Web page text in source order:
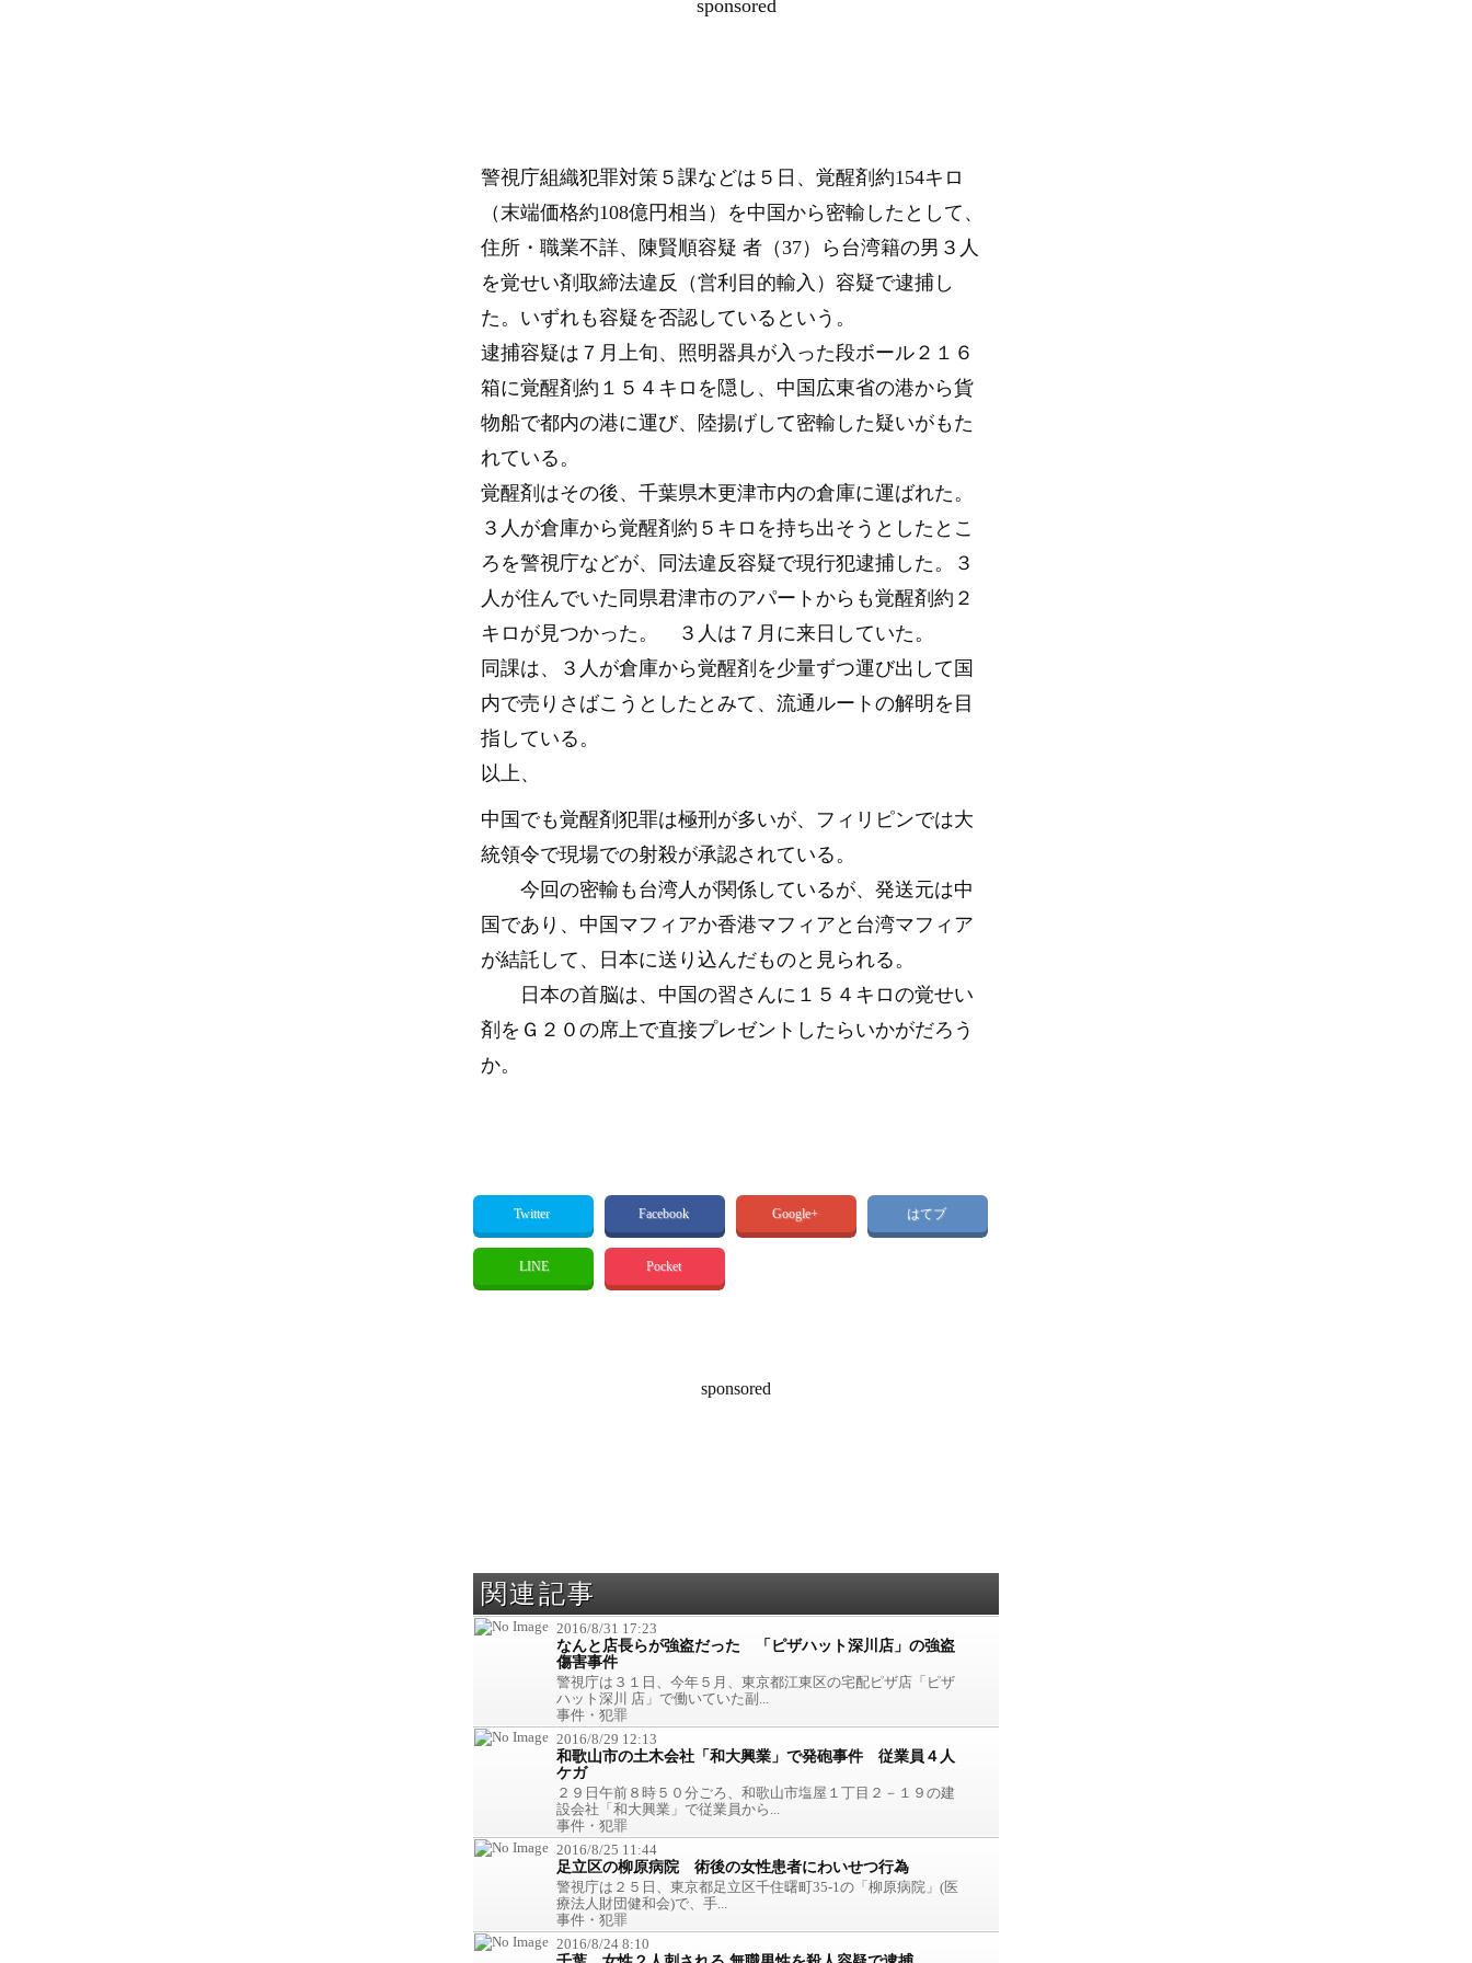
sponsored
警視庁組織犯罪対策５課などは５日、覚醒剤約154キロ
（末端価格約108億円相当）を中国から密輸したとして、
住所・職業不詳、陳賢順容疑 者（37）ら台湾籍の男３人
を覚せい剤取締法違反（営利目的輸入）容疑で逮捕し
た。いずれも容疑を否認しているという。
逮捕容疑は７月上旬、照明器具が入った段ボール２１６
箱に覚醒剤約１５４キロを隠し、中国広東省の港から貨
物船で都内の港に運び、陸揚げして密輸した疑いがもた
れている。
覚醒剤はその後、千葉県木更津市内の倉庫に運ばれた。
３人が倉庫から覚醒剤約５キロを持ち出そうとしたとこ
ろを警視庁などが、同法違反容疑で現行犯逮捕した。３
人が住んでいた同県君津市のアパートからも覚醒剤約２
キロが見つかった。 ３人は７月に来日していた。
同課は、３人が倉庫から覚醒剤を少量ずつ運び出して国
内で売りさばこうとしたとみて、流通ルートの解明を目
指している。
以上、
中国でも覚醒剤犯罪は極刑が多いが、フィリピンでは大
統領令で現場での射殺が承認されている。
今回の密輸も台湾人が関係しているが、発送元は中
国であり、中国マフィアか香港マフィアと台湾マフィア
が結託して、日本に送り込んだものと見られる。
日本の首脳は、中国の習さんに１５４キロの覚せい
剤をＧ２０の席上で直接プレゼントしたらいかがだろう
か。
Twitter Facebook Google+ はてブ
LINE Pocket
sponsored
関連記事
2016/8/31 17:23
なんと店長らが強盗だった 「ピザハット深川店」の強盗
傷害事件
警視庁は３１日、今年５月、東京都江東区の宅配ピザ店「ピザ
ハット深川 店」で働いていた副...
事件・犯罪
2016/8/29 12:13
和歌山市の土木会社「和大興業」で発砲事件 従業員４人
ケガ
２９日午前８時５０分ごろ、和歌山市塩屋１丁目２－１９の建
設会社「和大興業」で従業員から...
事件・犯罪
2016/8/25 11:44
足立区の柳原病院 術後の女性患者にわいせつ行為
警視庁は２５日、東京都足立区千住曙町35-1の「柳原病院」(医
療法人財団健和会)で、手...
事件・犯罪
2016/8/24 8:10